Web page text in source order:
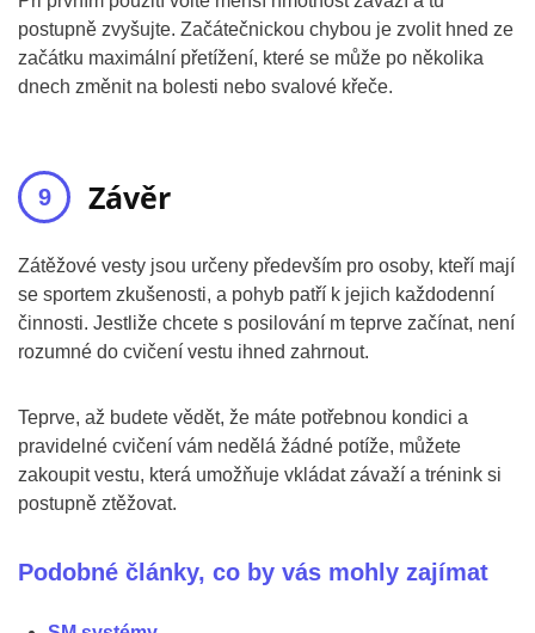
postupně zvyšujte. Začátečnickou chybou je zvolit hned ze
začátku maximální přetížení, které se může po několika
dnech změnit na bolesti nebo svalové křeče.
Závěr
Zátěžové vesty jsou určeny především pro osoby, kteří mají
se sportem zkušenosti, a pohyb patří k jejich každodenní
činnosti. Jestliže chcete s posilování m teprve začínat, není
rozumné do cvičení vestu ihned zahrnout.
Teprve, až budete vědět, že máte potřebnou kondici a
pravidelné cvičení vám nedělá žádné potíže, můžete
zakoupit vestu, která umožňuje vkládat závaží a trénink si
postupně ztěžovat.
Podobné články, co by vás mohly zajímat